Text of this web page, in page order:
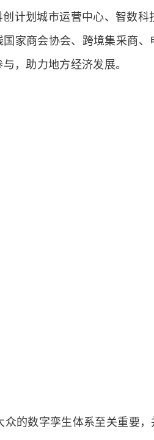
计划城市运营中心、智数科
国家商会协会、跨境集采商、
，助力地方经济发展。
的数字孪生体系至关重要，